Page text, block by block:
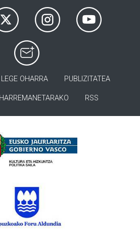
LEGE OHARRA PUBLIZITATEA
HARREMANETARAKO RSS